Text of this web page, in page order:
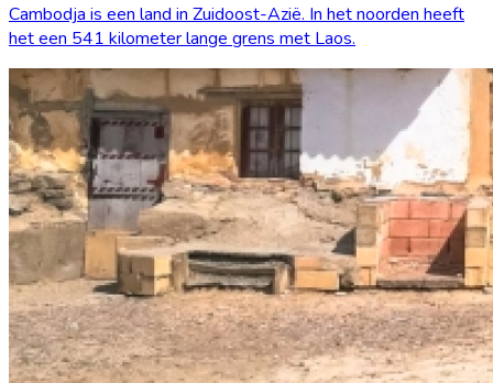
Cambodja is een land in Zuidoost-Azië. In het noorden heeft
het een 541 kilometer lange grens met Laos.